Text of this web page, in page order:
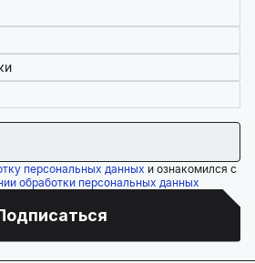
персональных данных и ознакомился с
обработки персональных данных